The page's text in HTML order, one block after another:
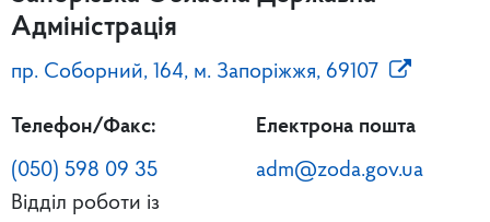
Адміністрація
пр. Соборний, 164, м. Запоріжжя, 69107
Телефон/Факс:
(050) 598 09 35
Відділ роботи із
Електрона пошта
adm@zoda.gov.ua